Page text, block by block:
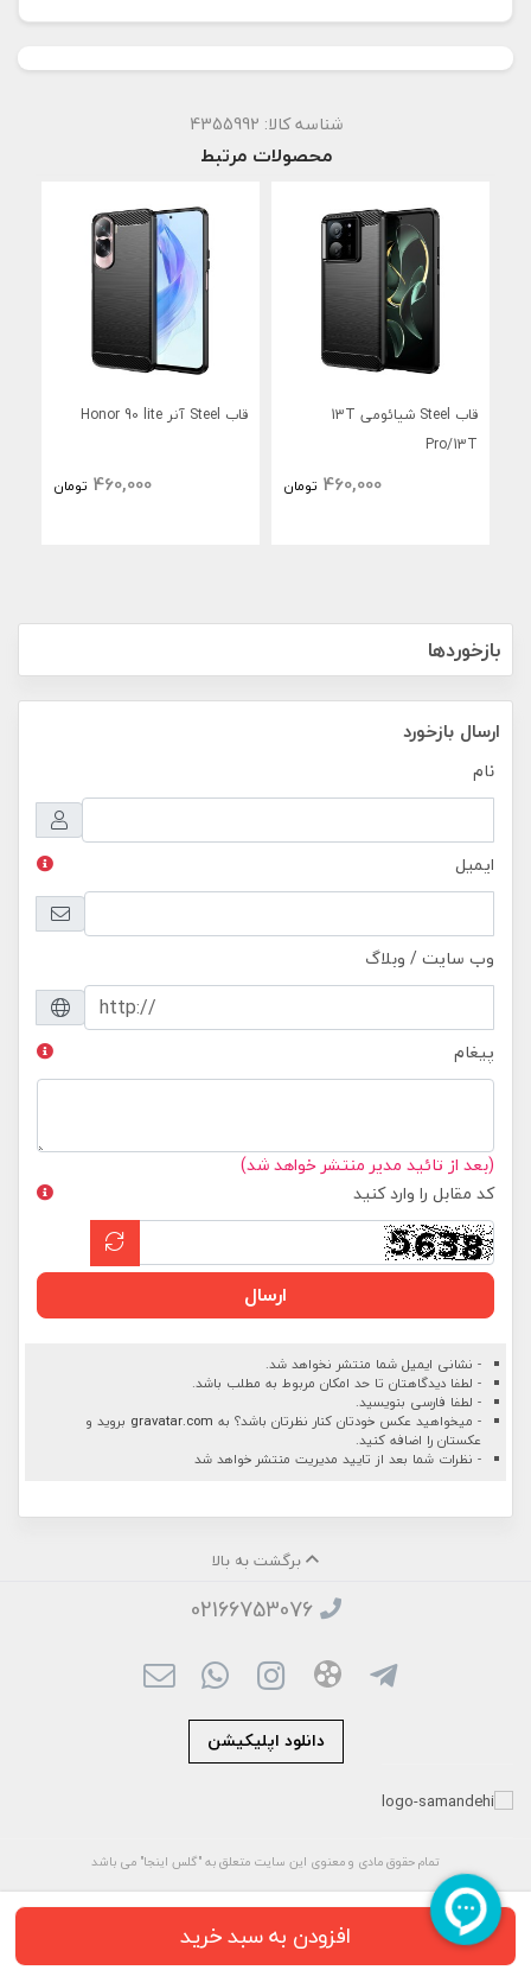
افزودن به سبد خرید
شناسه کالا: 4355992
محصولات مرتبط
قاب Steel شیائومی 13T
Pro/13T
460,000 تومان
قاب Steel آنر Honor 90 lite
460,000 تومان
بازخوردها
ارسال بازخورد
نام
ایمیل
وب سایت / وبلاگ
پیغام
(بعد از تائید مدیر منتشر خواهد شد)
کد مقابل را وارد کنید
ارسال
- نشانی ایمیل شما منتشر نخواهد شد.
- لطفا دیدگاهتان تا حد امکان مربوط به مطلب باشد.
- لطفا فارسی بنویسید.
- میخواهید عکس خودتان کنار نظرتان باشد؟ به gravatar.com بروید و
عکستان را اضافه کنید.
- نظرات شما بعد از تایید مدیریت منتشر خواهد شد
برگشت به بالا
02166753076
دانلود اپلیکیشن
تمام حقوق مادی و معنوی این سایت متعلق به "گلس اینجا" می باشد